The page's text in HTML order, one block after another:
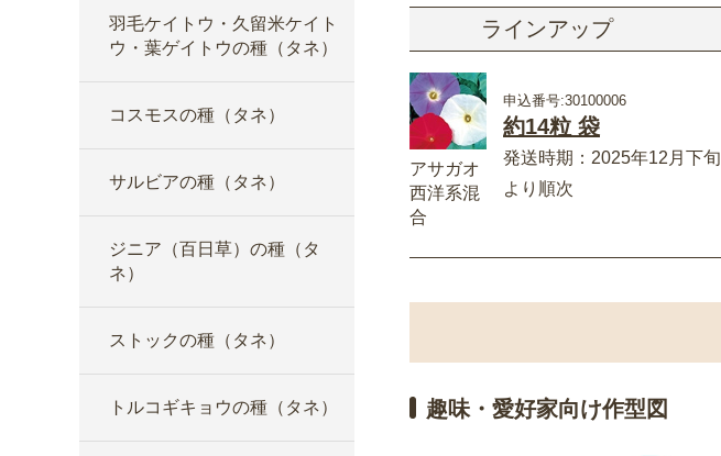
羽毛ケイトウ・久留米ケイト
ウ・葉ゲイトウの種（タネ）
コスモスの種（タネ）
サルビアの種（タネ）
ジニア（百日草）の種（タ
ネ）
ストックの種（タネ）
トルコギキョウの種（タネ）
ラインアップ
アサガオ
西洋系混
合
申込番号:30100006
約14粒 袋
発送時期：2025年12月下旬
より順次
趣味・愛好家向け作型図